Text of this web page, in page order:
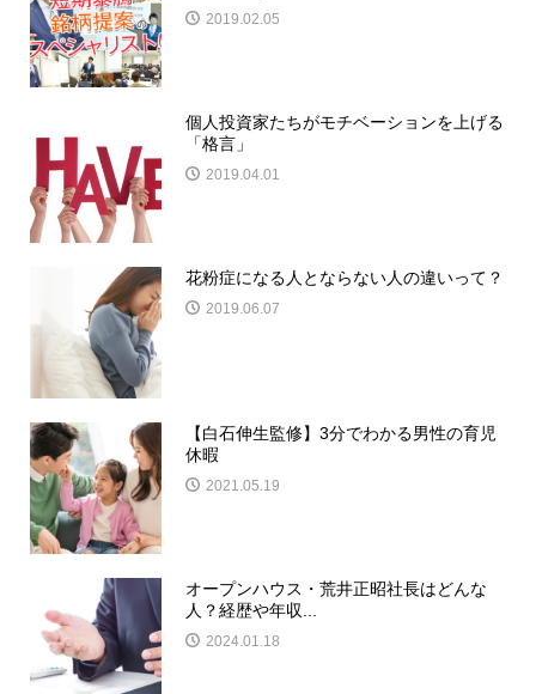
2019.02.05
個人投資家たちがモチベーションを上げる
「格言」
2019.04.01
花粉症になる人とならない人の違いって？
2019.06.07
【白石伸生監修】3分でわかる男性の育児
休暇
2021.05.19
オープンハウス・荒井正昭社長はどんな
人？経歴や年収...
2024.01.18